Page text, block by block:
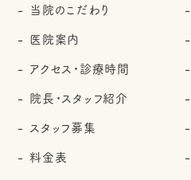
当院のこだわり
医院案内
アクセス・診療時間
院長・スタッフ紹介
スタッフ募集
料金表